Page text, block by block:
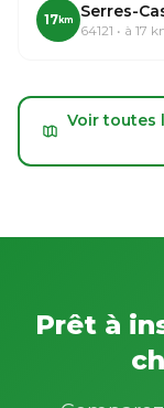
17km Serres-
64121 • à 17
Voir toutes
Prêt à